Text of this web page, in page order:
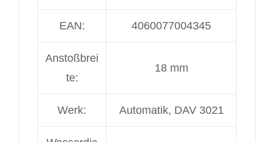
EAN: 4060077004345
Anstoßbrei
te:
18 mm
Werk: Automatik, DAV 3021